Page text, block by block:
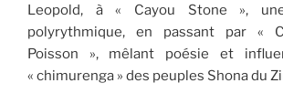
Leopold, à « Cayou Stone »,
polyrythmique, en passant par «
Poisson », mêlant poésie et
« chimurenga » des peuples Shona du